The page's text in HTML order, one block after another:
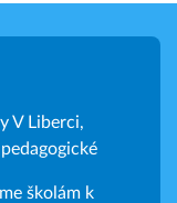
V Liberci,
školám k